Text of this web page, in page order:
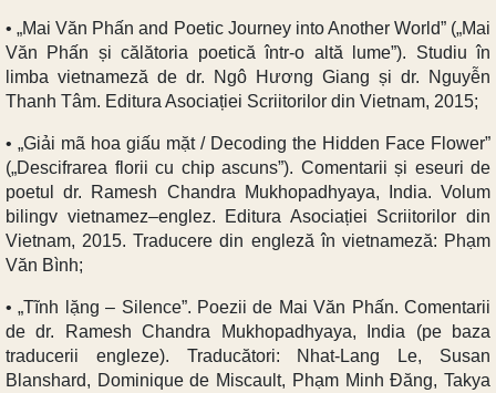
• „Mai Văn Phấn and Poetic Journey into Another World” („Mai
Văn Phấn și călătoria poetică într-o altă lume”). Studiu în
limba vietnameză de dr. Ngô Hương Giang și dr. Nguyễn
Thanh Tâm. Editura Asociației Scriitorilor din Vietnam, 2015;
• „Giải mã hoa giấu mặt / Decoding the Hidden Face Flower”
(„Descifrarea florii cu chip ascuns”). Comentarii și eseuri de
poetul dr. Ramesh Chandra Mukhopadhyaya, India. Volum
bilingv vietnamez–englez. Editura Asociației Scriitorilor din
Vietnam, 2015. Traducere din engleză în vietnameză: Phạm
Văn Bình;
• „Tĩnh lặng – Silence”. Poezii de Mai Văn Phấn. Comentarii
de dr. Ramesh Chandra Mukhopadhyaya, India (pe baza
traducerii engleze). Traducători: Nhat-Lang Le, Susan
Blanshard, Dominique de Miscault, Phạm Minh Đăng, Takya